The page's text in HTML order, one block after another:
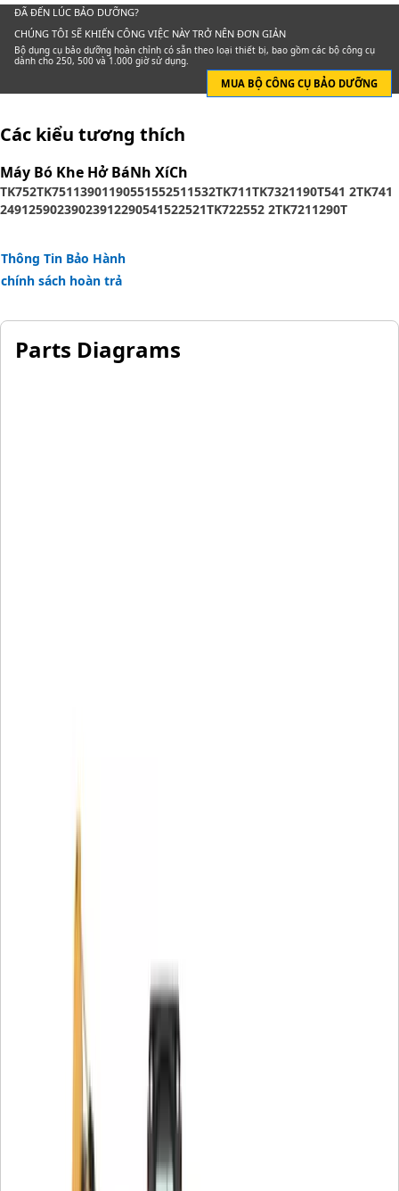
ĐÃ ĐẾN LÚC BẢO DƯỠNG?
CHÚNG TÔI SẼ KHIẾN CÔNG VIỆC NÀY TRỞ NÊN ĐƠN GIẢN
Bộ dụng cụ bảo dưỡng hoàn chỉnh có sẵn theo loại thiết bị, bao gồm các bộ công cụ
dành cho 250, 500 và 1.000 giờ sử dụng.
MUA BỘ CÔNG CỤ BẢO DƯỠNG
Các kiểu tương thích
Máy Bó Khe Hở BáNh XíCh
TK752TK75113901190551552511532TK711TK7321190T541 2TK741
24912590239023912290541522521TK722552 2TK7211290T
Thông Tin Bảo Hành
chính sách hoàn trả
Parts Diagrams